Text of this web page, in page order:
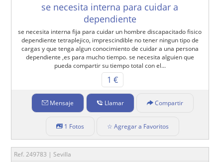
se necesita interna para cuidar a
dependiente
se necesita interna fija para cuidar un hombre discapacitado fisico
dependiente tetraplejico, imprescindible no tener ningun tipo de
cargas y que tenga algun conocimiento de cuidar a una persona
dependiente ,es para mucho tiempo. se necesita alguien que
pueda compartir su tiempo total con el...
1 €
Mensaje Llamar Compartir
1 Fotos ☆ Agregar a Favoritos
Ref. 249783 | Sevilla